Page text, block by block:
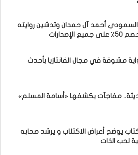
أحمد آل حمدان وتدشين روايته
مشوقة في مجال الفانتازيا بأحدث
مفاجآت يكشفها «أسامة المسلم»
يوضح أعراض الاكتئاب و يرشد صحابه
لحب الذات